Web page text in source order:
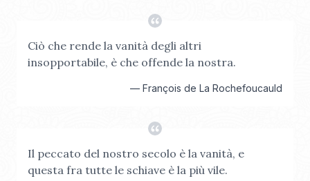
Ciò che rende la vanità degli altri
insopportabile, è che offende la nostra.
— François de La Rochefoucauld
Il peccato del nostro secolo è la vanità, e
questa fra tutte le schiave è la più vile.